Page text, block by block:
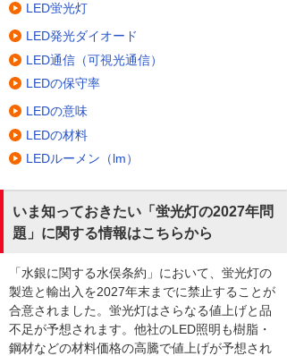
LED蛍光灯
LED発光ダイオード
LED通信（可視光通信）
LEDの保守率
LEDの意味
LEDの材料
LEDルーメン（lm）
いま知っておきたい「蛍光灯の2027年問
題」に関する情報はこちらから
「水銀に関する水俣条約」において、蛍光灯の
製造と輸出入を2027年末までに禁止することが
合意されました。蛍光灯はさらなる値上げと品
不足が予想されます。他社のLED照明も樹脂・
鋼材などの材料価格の高騰で値上げが予想され